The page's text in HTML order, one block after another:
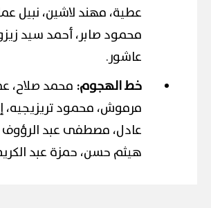
عطية، مهند لاشين، نبيل
محمود صابر، أحمد سيد
عاشور.
خط الهجوم: محمد صلاح،
مرموش، محمود تريزيجيه،
عادل، مصطفى عبد الرؤوف
هيثم حسن، حمزة عبد